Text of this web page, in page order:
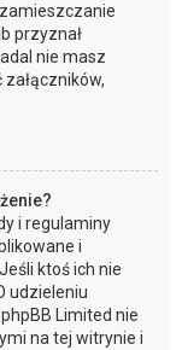
przyznał
nie masz
i regulaminy
i
ktoś ich nie
udzieleniu
Limited nie
na tej witrynie i